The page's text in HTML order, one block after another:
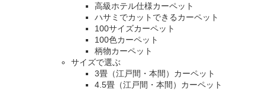
高級ホテル仕様カーペット
ハサミでカットできるカーペット
100サイズカーペット
100色カーペット
柄物カーペット
サイズで選ぶ
3畳（江戸間・本間）カーペット
4.5畳（江戸間・本間）カーペット